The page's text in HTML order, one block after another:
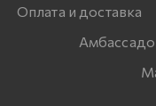
Оплата и доставка